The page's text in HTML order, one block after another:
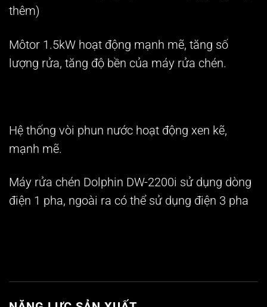
thêm)
Môtor 1.5kW hoạt động mạnh mẽ, tăng số
lượng rửa, tăng độ bền của máy rửa chén.
Hệ thống vòi phun nước hoạt động xen kẽ,
mạnh mẽ.
Máy rửa chén Dolphin DW-2200i sử dụng dòng
điện 1 pha, ngoài ra có thể sử dụng điện 3 pha